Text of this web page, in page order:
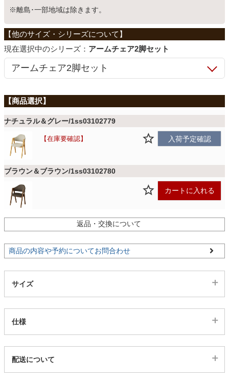
ホームオフィス
こたつ
寝具
カーテン
収納用品
生活用品
キッチン用品
※離島･一部地域は除きます。
シリーズ： アームチェア2脚セット
ナチュラル＆グレー/1ss03102779
在庫要確認 入荷予定確認
ブラウン＆ブラウン/1ss03102780
カートに入れる
返品・交換について
商品の内容や予約についてお問合わせ
サイズ
仕様
1ss03102779
配送について